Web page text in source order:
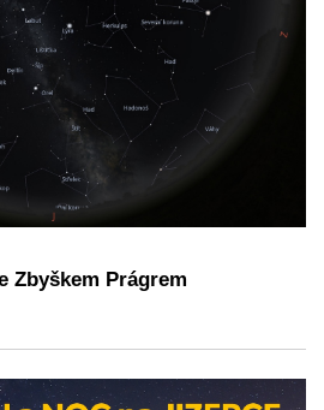
Zbyškem Prágrem